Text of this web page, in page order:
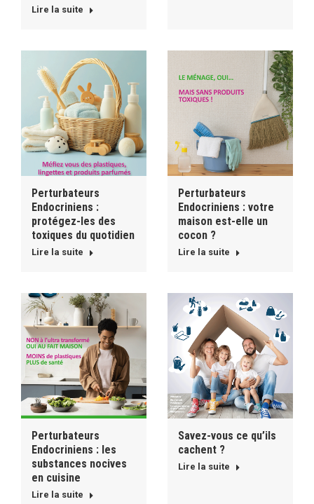
Lire la suite
Perturbateurs
Endocriniens :
protégez-les des
toxiques du quotidien
Lire la suite
Perturbateurs
Endocriniens : votre
maison est-elle un
cocon ?
Lire la suite
Perturbateurs
Endocriniens : les
substances nocives
en cuisine
Lire la suite
Savez-vous ce qu’ils
cachent ?
Lire la suite